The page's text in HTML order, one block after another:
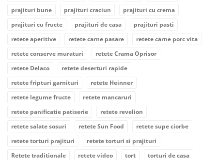
prajituri bune
prajituri craciun
prajituri cu crema
prajituri cu fructe
prajituri de casa
prajituri pasti
retete aperitive
retete carne pasare
retete carne porc vita
retete conserve muraturi
retete Crama Oprisor
retete Delaco
retete deserturi rapide
retete fripturi garnituri
retete Heinner
retete legume fructe
retete mancaruri
retete panificatie patiserie
retete revelion
retete salate sosuri
retete Sun Food
retete supe ciorbe
retete torturi prajituri
retete torturi si prajituri
Retete traditionale
retete video tort
torturi de casa